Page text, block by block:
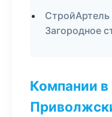
Загородное
Компании в